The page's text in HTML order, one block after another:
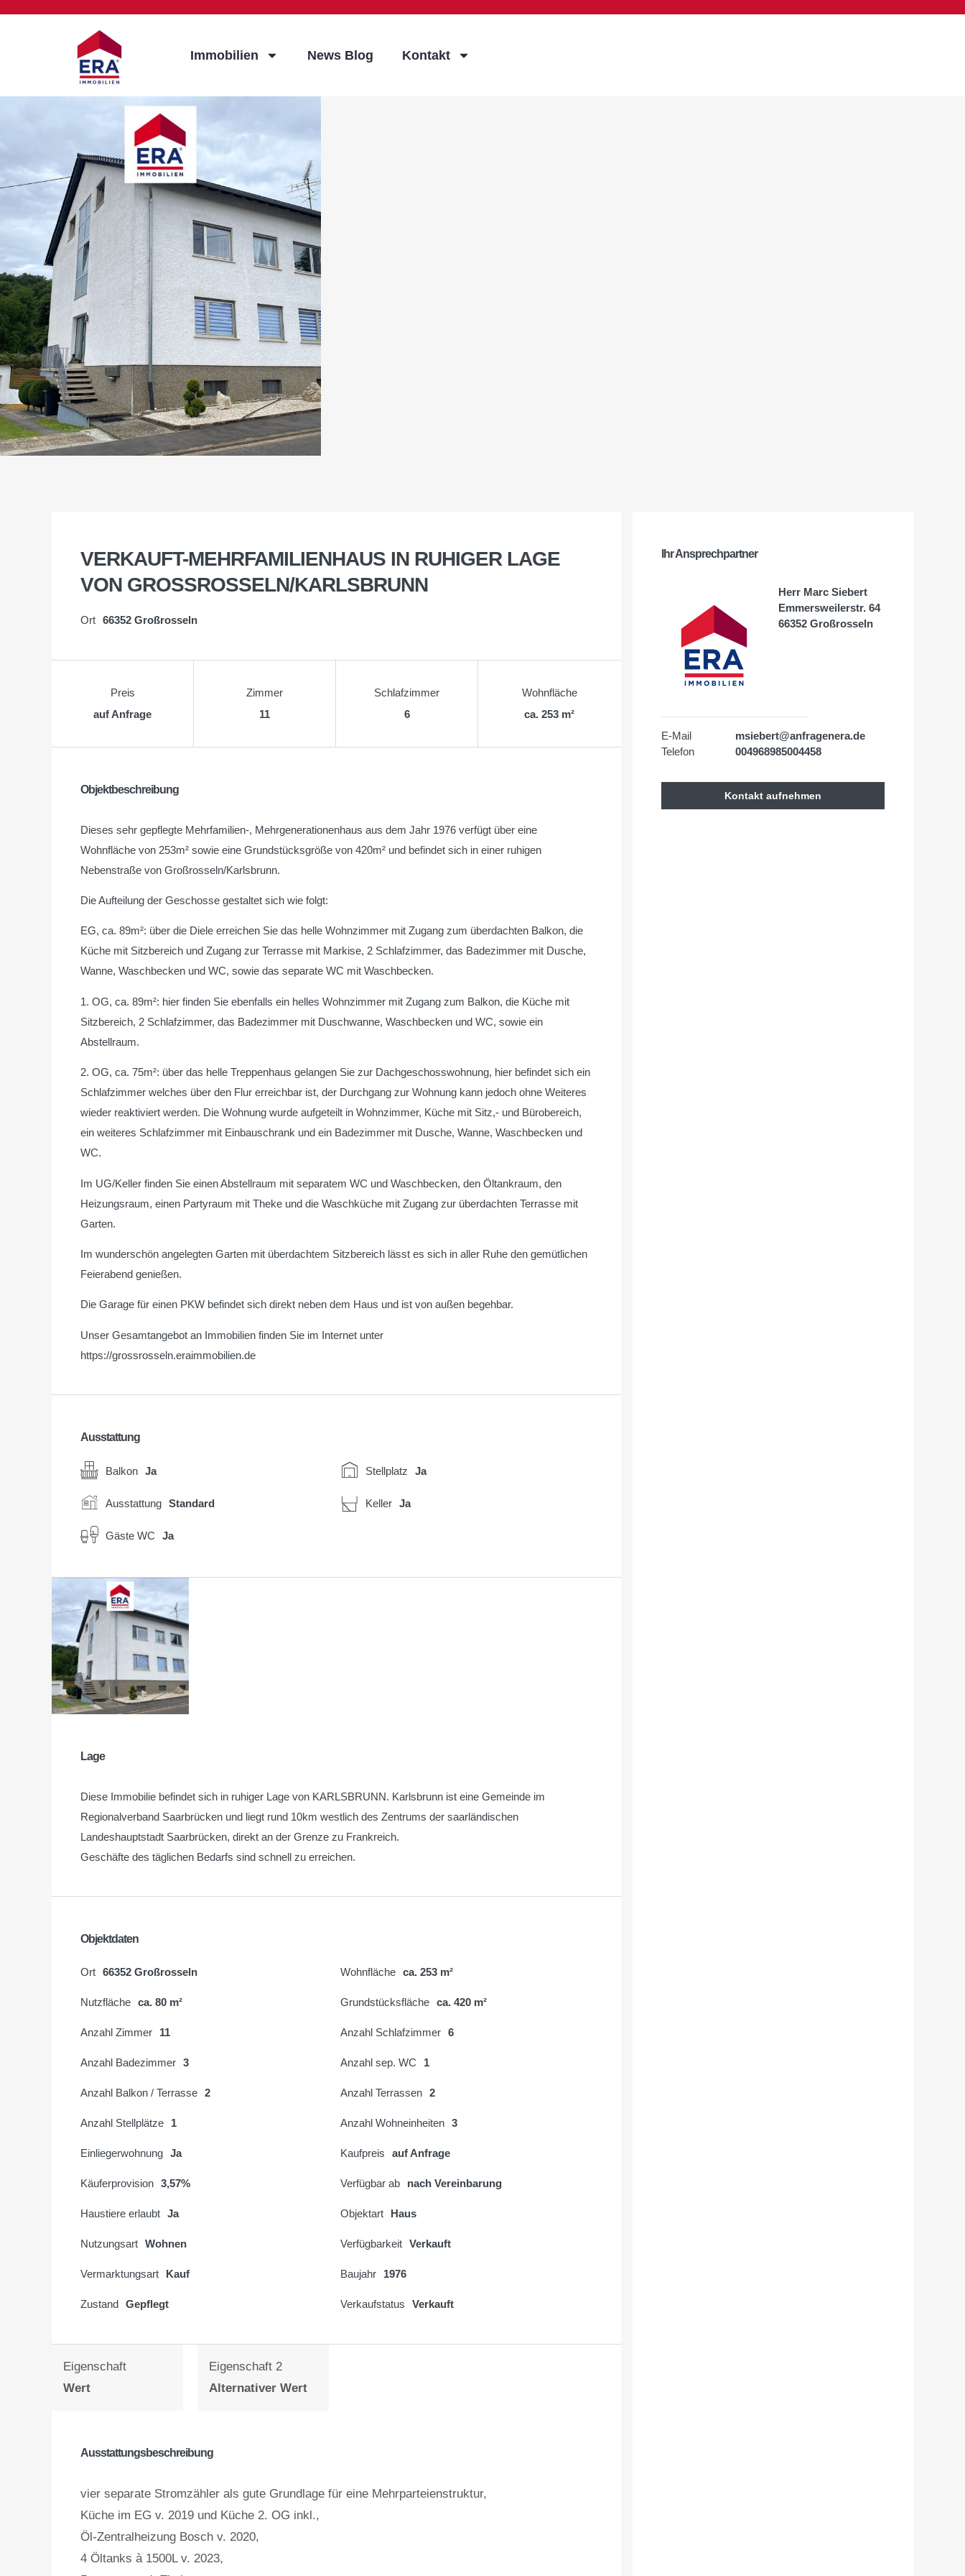
Immobilien News Blog Kontakt
VERKAUFT-MEHRFAMILIENHAUS IN RUHIGER LAGE
VON GROSSROSSELN/KARLSBRUNN
Ort 66352 Großrosseln
Preis
auf Anfrage
Zimmer
11
Schlafzimmer
6
Wohnfläche
ca. 253 m²
Objektbeschreibung
Dieses sehr gepflegte Mehrfamilien-, Mehrgenerationenhaus aus dem Jahr 1976 verfügt über eine
Wohnfläche von 253m² sowie eine Grundstücksgröße von 420m² und befindet sich in einer ruhigen
Nebenstraße von Großrosseln/Karlsbrunn.
Die Aufteilung der Geschosse gestaltet sich wie folgt:
EG, ca. 89m²: über die Diele erreichen Sie das helle Wohnzimmer mit Zugang zum überdachten Balkon, die
Küche mit Sitzbereich und Zugang zur Terrasse mit Markise, 2 Schlafzimmer, das Badezimmer mit Dusche,
Wanne, Waschbecken und WC, sowie das separate WC mit Waschbecken.
1. OG, ca. 89m²: hier finden Sie ebenfalls ein helles Wohnzimmer mit Zugang zum Balkon, die Küche mit
Sitzbereich, 2 Schlafzimmer, das Badezimmer mit Duschwanne, Waschbecken und WC, sowie ein
Abstellraum.
2. OG, ca. 75m²: über das helle Treppenhaus gelangen Sie zur Dachgeschosswohnung, hier befindet sich ein
Schlafzimmer welches über den Flur erreichbar ist, der Durchgang zur Wohnung kann jedoch ohne Weiteres
wieder reaktiviert werden. Die Wohnung wurde aufgeteilt in Wohnzimmer, Küche mit Sitz,- und Bürobereich,
ein weiteres Schlafzimmer mit Einbauschrank und ein Badezimmer mit Dusche, Wanne, Waschbecken und
WC.
Im UG/Keller finden Sie einen Abstellraum mit separatem WC und Waschbecken, den Öltankraum, den
Heizungsraum, einen Partyraum mit Theke und die Waschküche mit Zugang zur überdachten Terrasse mit
Garten.
Im wunderschön angelegten Garten mit überdachtem Sitzbereich lässt es sich in aller Ruhe den gemütlichen
Feierabend genießen.
Die Garage für einen PKW befindet sich direkt neben dem Haus und ist von außen begehbar.
Unser Gesamtangebot an Immobilien finden Sie im Internet unter
https://grossrosseln.eraimmobilien.de
Ausstattung
Balkon Ja Stellplatz Ja
Ausstattung Standard Keller Ja
Gäste WC Ja
Lage
Diese Immobilie befindet sich in ruhiger Lage von KARLSBRUNN. Karlsbrunn ist eine Gemeinde im
Regionalverband Saarbrücken und liegt rund 10km westlich des Zentrums der saarländischen
Landeshauptstadt Saarbrücken, direkt an der Grenze zu Frankreich.
Geschäfte des täglichen Bedarfs sind schnell zu erreichen.
Objektdaten
Ort 66352 Großrosseln Wohnfläche ca. 253 m²
Nutzfläche ca. 80 m² Grundstücksfläche ca. 420 m²
Anzahl Zimmer 11 Anzahl Schlafzimmer 6
Anzahl Badezimmer 3 Anzahl sep. WC 1
Anzahl Balkon / Terrasse 2 Anzahl Terrassen 2
Anzahl Stellplätze 1 Anzahl Wohneinheiten 3
Einliegerwohnung Ja Kaufpreis auf Anfrage
Käuferprovision 3,57% Verfügbar ab nach Vereinbarung
Haustiere erlaubt Ja Objektart Haus
Nutzungsart Wohnen Verfügbarkeit Verkauft
Vermarktungsart Kauf Baujahr 1976
Zustand Gepflegt Verkaufstatus Verkauft
Eigenschaft
Wert
Eigenschaft 2
Alternativer Wert
Ausstattungsbeschreibung
vier separate Stromzähler als gute Grundlage für eine Mehrparteienstruktur,
Küche im EG v. 2019 und Küche 2. OG inkl.,
Öl-Zentralheizung Bosch v. 2020,
4 Öltanks à 1500L v. 2023,
Ihr Ansprechpartner
Herr Marc Siebert
Emmersweilerstr. 64
66352 Großrosseln
E-Mail
msiebert@anfragenera.de
Telefon
004968985004458
Kontakt aufnehmen